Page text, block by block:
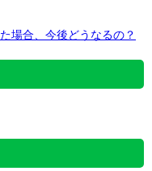
場合、今後どうなるの？